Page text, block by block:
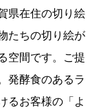
県在住の切り絵
たちの切り絵が
空間です。ご提
発酵食のあるラ
るお客様の「よ